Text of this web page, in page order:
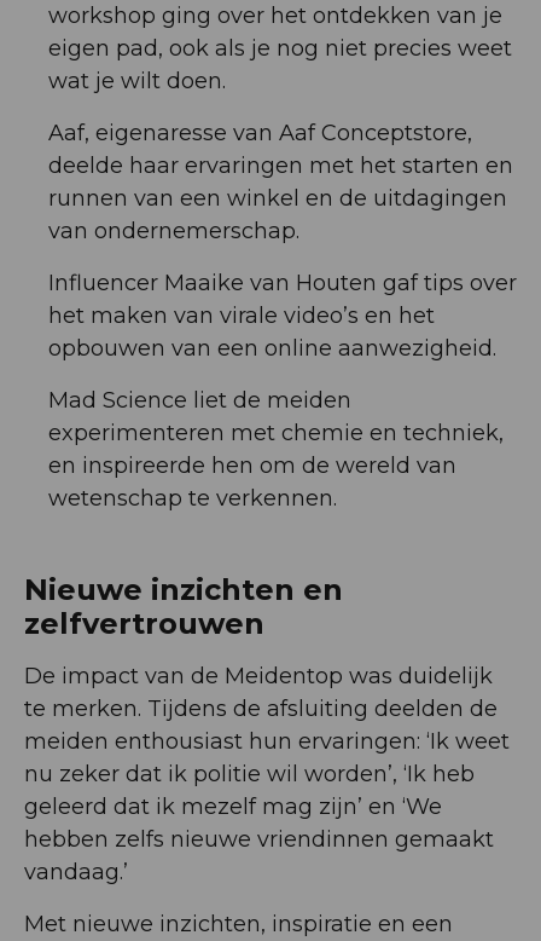
workshop ging over het ontdekken van je
eigen pad, ook als je nog niet precies weet
wat je wilt doen.
Aaf, eigenaresse van Aaf Conceptstore,
deelde haar ervaringen met het starten en
runnen van een winkel en de uitdagingen
van ondernemerschap.
Influencer Maaike van Houten gaf tips over
het maken van virale video’s en het
opbouwen van een online aanwezigheid.
Mad Science liet de meiden
experimenteren met chemie en techniek,
en inspireerde hen om de wereld van
wetenschap te verkennen.
Nieuwe inzichten en
zelfvertrouwen
De impact van de Meidentop was duidelijk
te merken. Tijdens de afsluiting deelden de
meiden enthousiast hun ervaringen: ‘Ik weet
nu zeker dat ik politie wil worden’, ‘Ik heb
geleerd dat ik mezelf mag zijn’ en ‘We
hebben zelfs nieuwe vriendinnen gemaakt
vandaag.’
Met nieuwe inzichten, inspiratie en een